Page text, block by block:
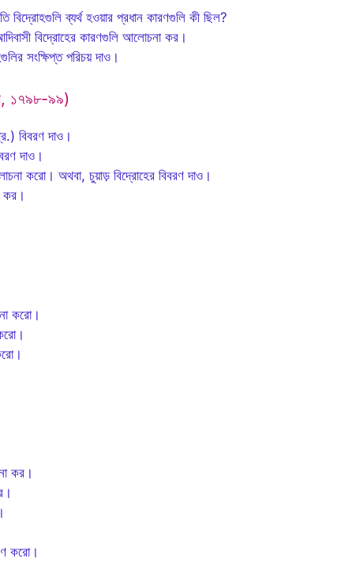
ব্যর্থ হওয়ার প্রধান কারণগুলি কী ছিল?
বিদ্রোহের কারণগুলি আলোচনা কর।
সংক্ষিপ্ত পরিচয় দাও।
১৭৯৮-৯৯)
বিবরণ দাও।
দাও।
করো। অথবা, চুয়াড় বিদ্রোহের বিবরণ দাও।
কর।
করো।
কর।
করো।